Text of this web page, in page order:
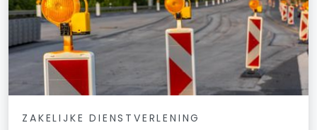
ZAKELIJKE DIENSTVERLENING